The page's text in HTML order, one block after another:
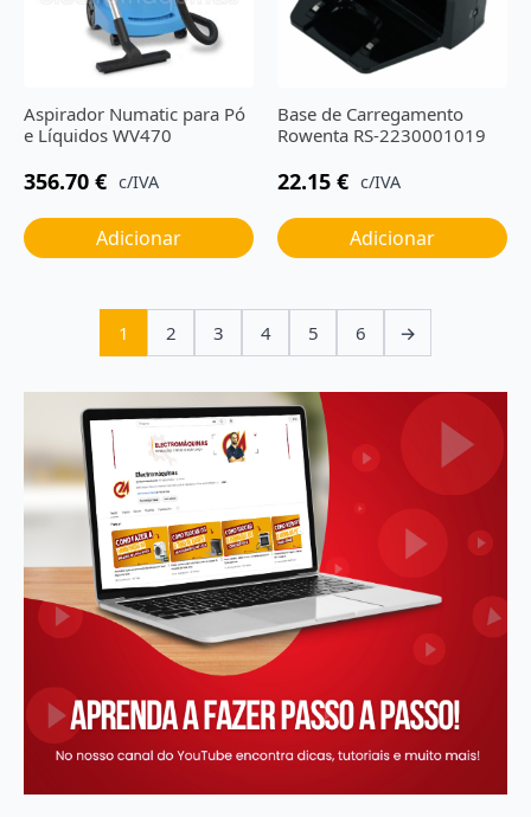
Aspirador Numatic para Pó
e Líquidos WV470
356.70 € c/IVA
Adicionar
Base de Carregamento
Rowenta RS-2230001019
22.15 € c/IVA
Adicionar
1 2 3 4 5 6 →